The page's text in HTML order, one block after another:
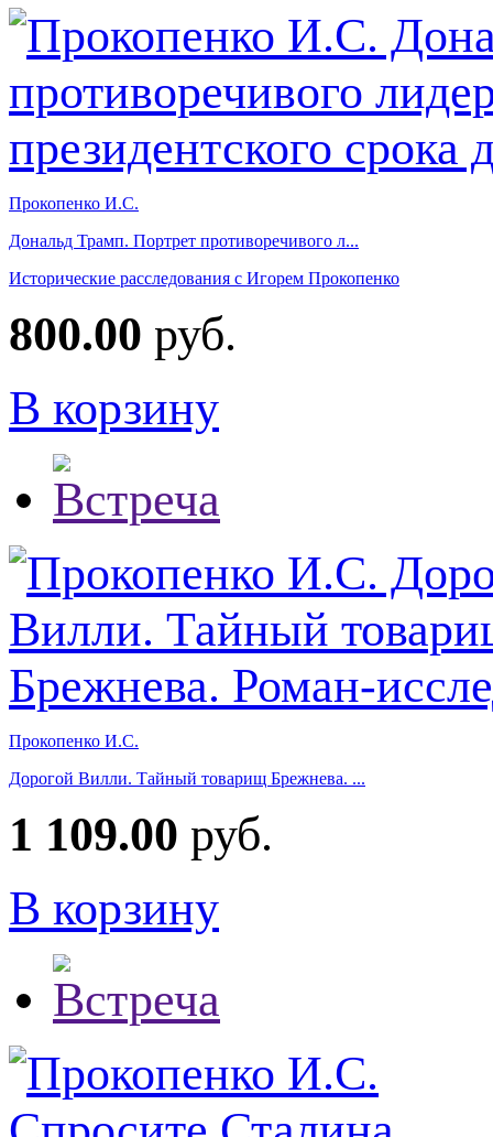
Прокопенко И.С.
Дональд Трамп. Портрет противоречивого л...
Исторические расследования с Игорем Прокопенко
800.00 руб.
В корзину
Прокопенко И.С.
Дорогой Вилли. Тайный товарищ Брежнева. ...
1 109.00 руб.
В корзину